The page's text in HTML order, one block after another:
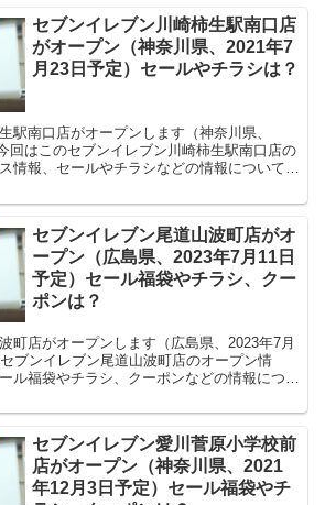
セブンイレブン川崎柿生駅南口店
がオープン（神奈川県、2021年7
月23日予定）セールやチラシは？
駅南口店がオープンします（神奈川県、
回はこのセブンイレブン川崎柿生駅南口店の
情報、セールやチラシなどの情報についてま
セブンイレブン尾道山波町店がオ
ープン（広島県、2023年7月11日
予定）セール福袋やチラシ、クー
ポンは？
町店がオープンします（広島県、2023年7月
ブンイレブン尾道山波町店のオープン情
ル福袋やチラシ、クーポンなどの情報につい
セブンイレブン愛川菅原小学校前
店がオープン（神奈川県、2021
年12月3日予定）セール福袋やチ